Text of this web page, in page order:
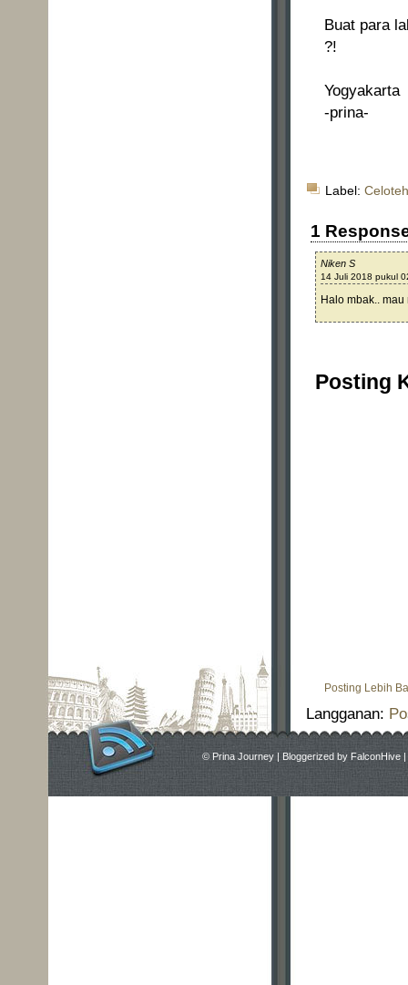
Buat para
?!
Yogyakarta
-prina-
Label:
1
Niken S
14 Juli 2018 pukul
Halo mbak..
Posting
Posting Lebih
Langganan:
© Prina Journey | Bloggerized by FalconHive |